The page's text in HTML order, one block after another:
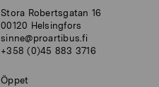
Stora Robertsgatan 16
00120 Helsingfors
sinne@proartibus.fi
+358 (0)45 883 3716
Öppet